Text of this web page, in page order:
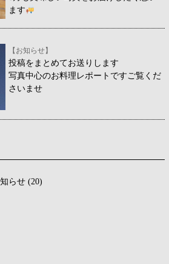
ます
【お知らせ】
投稿をまとめてお送りします
写真中心のお料理レポートですご覧くだ
さいませ
らせ (20)